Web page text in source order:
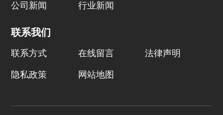
公司新闻 行业新闻
联系我们
联系方式 在线留言 法律声明
隐私政策 网站地图